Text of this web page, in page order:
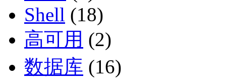
Shell (18)
高可用 (2)
数据库 (16)